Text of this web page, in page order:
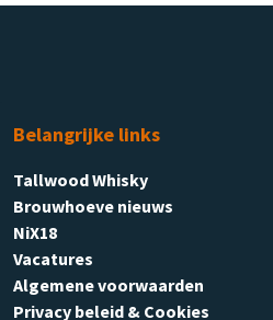
Belangrijke links
Tallwood Whisky
Brouwhoeve nieuws
NiX18
Vacatures
Algemene voorwaarden
Privacy beleid & Cookies